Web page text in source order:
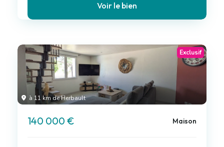
Voir le bien
à 11 km de Herbault
Exclusif
140 000 € Maison